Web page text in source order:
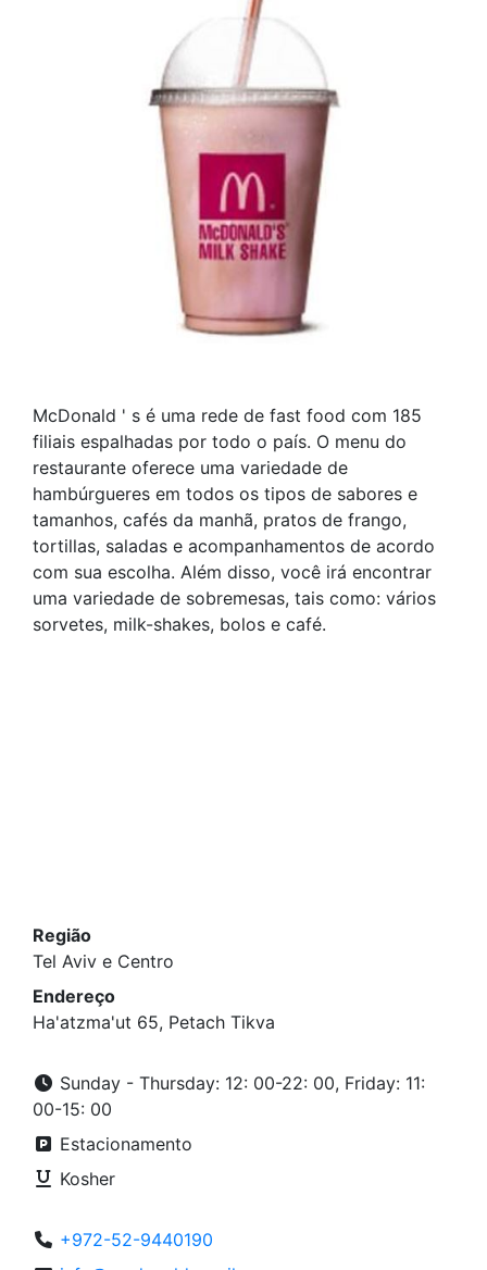
McDonald ' s é uma rede de fast food com 185
filiais espalhadas por todo o país. O menu do
restaurante oferece uma variedade de
hambúrgueres em todos os tipos de sabores e
tamanhos, cafés da manhã, pratos de frango,
tortillas, saladas e acompanhamentos de acordo
com sua escolha. Além disso, você irá encontrar
uma variedade de sobremesas, tais como: vários
sorvetes, milk-shakes, bolos e café.
Região
Tel Aviv e Centro
Endereço
Ha'atzma'ut 65, Petach Tikva
Sunday - Thursday: 12: 00-22: 00, Friday: 11:
00-15: 00
Estacionamento
Kosher
+972-52-9440190